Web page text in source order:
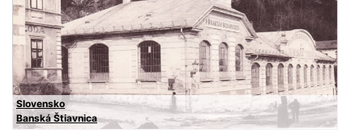
Slovensko
Banská Štiavnica